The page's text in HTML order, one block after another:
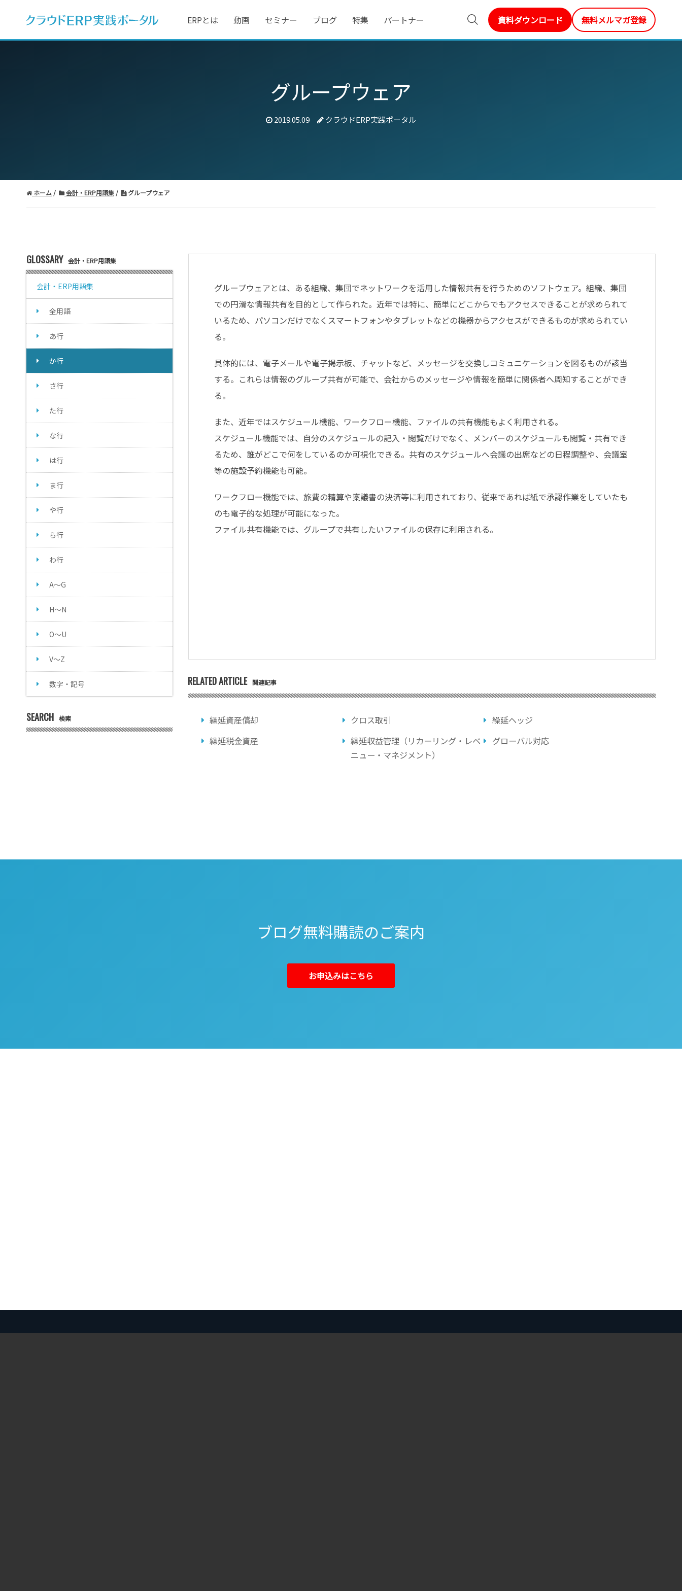
ERPとは 動画 セミナー ブログ 特集 パートナー 資料ダウンロード 無料メルマガ登録
グループウェア
2019.05.09 クラウドERP実践ポータル
ホーム 会計・ERP用語集 グループウェア
GLOSSARY 会計・ERP用語集
会計・ERP用語集
全用語
あ行
か行
さ行
た行
な行
は行
ま行
や行
ら行
わ行
A～G
H～N
O～U
V～Z
数字・記号
SEARCH 検索
グループウェアとは、ある組織、集団でネットワークを活用した情報共有を行うためのソフトウェア。組織、集団
での円滑な情報共有を目的として作られた。近年では特に、簡単にどこからでもアクセスできることが求められて
いるため、パソコンだけでなくスマートフォンやタブレットなどの機器からアクセスができるものが求められてい
る。
具体的には、電子メールや電子掲示板、チャットなど、メッセージを交換しコミュニケーションを図るものが該当
する。これらは情報のグループ共有が可能で、会社からのメッセージや情報を簡単に関係者へ周知することができ
る。
また、近年ではスケジュール機能、ワークフロー機能、ファイルの共有機能もよく利用される。
スケジュール機能では、自分のスケジュールの記入・閲覧だけでなく、メンバーのスケジュールも閲覧・共有でき
るため、誰がどこで何をしているのか可視化できる。共有のスケジュールへ会議の出席などの日程調整や、会議室
等の施設予約機能も可能。
ワークフロー機能では、旅費の精算や稟議書の決済等に利用されており、従来であれば紙で承認作業をしていたも
のも電子的な処理が可能になった。
ファイル共有機能では、グループで共有したいファイルの保存に利用される。
RELATED ARTICLE 関連記事
繰延資産償却 クロス取引
繰延ヘッジ
繰延税金資産
繰延収益管理（リカーリング・レベ
ニュー・マネジメント）
グローバル対応
ブログ無料購読のご案内
お申込みはこちら